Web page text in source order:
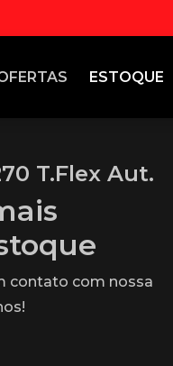
ESTOQUE
T.Flex Aut.
contato com nossa